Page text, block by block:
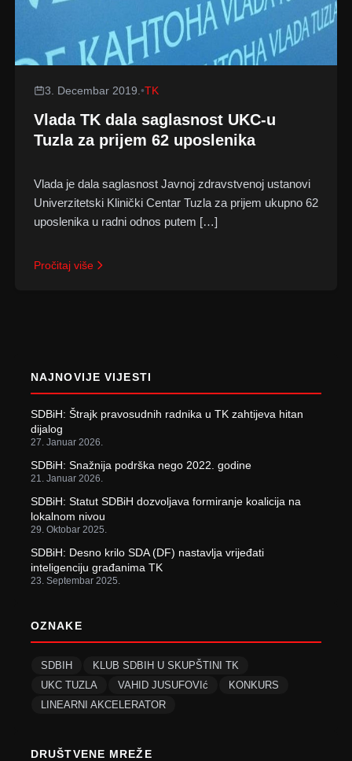
3. Decembar 2019. •TK
Vlada TK dala saglasnost UKC-u
Tuzla za prijem 62 uposlenika
Vlada je dala saglasnost Javnoj zdravstvenoj ustanovi
Univerzitetski Klinički Centar Tuzla za prijem ukupno 62
uposlenika u radni odnos putem […]
Pročitaj više
NAJNOVIJE VIJESTI
SDBiH: Štrajk pravosudnih radnika u TK zahtijeva hitan
dijalog
27. Januar 2026.
SDBiH: Snažnija podrška nego 2022. godine
21. Januar 2026.
SDBiH: Statut SDBiH dozvoljava formiranje koalicija na
lokalnom nivou
29. Oktobar 2025.
SDBiH: Desno krilo SDA (DF) nastavlja vrijeđati
inteligenciju građanima TK
23. Septembar 2025.
OZNAKE
SDBIH
KLUB SDBIH U SKUPŠTINI TK
UKC TUZLA
VAHID JUSUFOVIć
KONKURS
LINEARNI AKCELERATOR
DRUŠTVENE MREŽE